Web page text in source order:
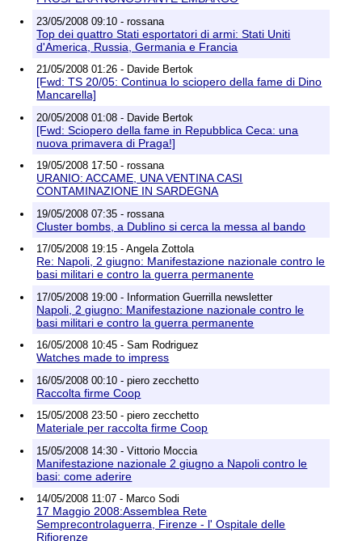
23/05/2008 09:10 - rossana
Top dei quattro Stati esportatori di armi: Stati Uniti
d'America, Russia, Germania e Francia
21/05/2008 01:26 - Davide Bertok
[Fwd: TS 20/05: Continua lo sciopero della fame di Dino
Mancarella]
20/05/2008 01:08 - Davide Bertok
[Fwd: Sciopero della fame in Repubblica Ceca: una
nuova primavera di Praga!]
19/05/2008 17:50 - rossana
URANIO: ACCAME, UNA VENTINA CASI
CONTAMINAZIONE IN SARDEGNA
19/05/2008 07:35 - rossana
Cluster bombs, a Dublino si cerca la messa al bando
17/05/2008 19:15 - Angela Zottola
Re: Napoli, 2 giugno: Manifestazione nazionale contro le
basi militari e contro la guerra permanente
17/05/2008 19:00 - Information Guerrilla newsletter
Napoli, 2 giugno: Manifestazione nazionale contro le
basi militari e contro la guerra permanente
16/05/2008 10:45 - Sam Rodriguez
Watches made to impress
16/05/2008 00:10 - piero zecchetto
Raccolta firme Coop
15/05/2008 23:50 - piero zecchetto
Materiale per raccolta firme Coop
15/05/2008 14:30 - Vittorio Moccia
Manifestazione nazionale 2 giugno a Napoli contro le
basi: come aderire
14/05/2008 11:07 - Marco Sodi
17 Maggio 2008:Assemblea Rete
Semprecontrolaguerra, Firenze - l' Ospitale delle
Rifiorenze